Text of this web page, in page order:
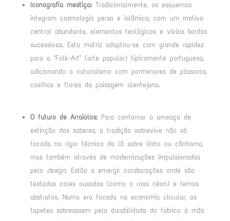
Iconografia mestiça:Tradicionalmente, os esquemas
integram cosmologia persa e islâmica, com um motivo
central abundante, elementos teológicos e várias bordas
sucessivas. Esta matriz adaptou-se com grande rapidez
para a "Folk-Art" (arte popular) tipicamente portuguesa,
adicionando o naturalismo com pormenores de pássaros,
coelhos e flores da paisagem alentejana.
O futuro de Arraiolos:Para contornar a ameaça de
extinção dos saberes, a tradição sobrevive não só
focada no rigor técnico da lã sobre linho ou cânhamo,
mas também através de modernizações impulsionadas
pelo design. Estão a emergir colaborações onde são
testadas cores ousadas (como o rosa néon) e temas
abstratos. Numa era focada na economia circular, os
tapetes sobressaem pela durabilidade do fabrico à mão